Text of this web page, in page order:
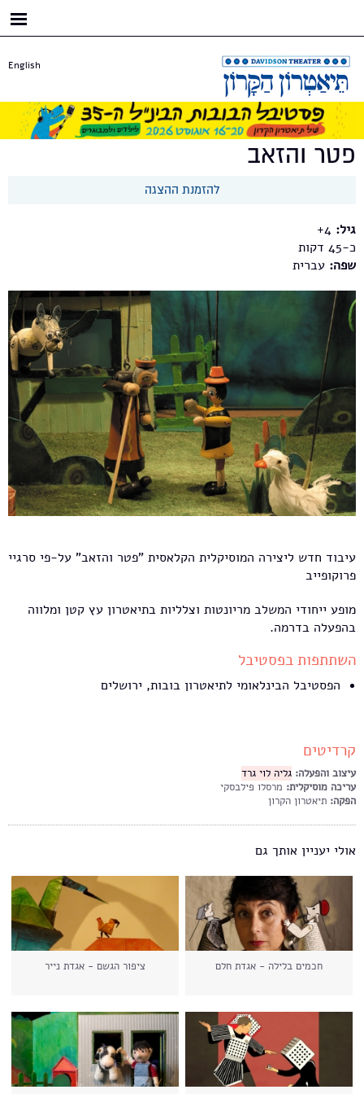
English
פטר והזאב
להזמנת ההצגה
גיל: 4+
כ-45
שפה: עברית
עיבוד חדש ליצירה המוסיקלית הקלאסית "פטר והזאב" על-פי סרגיי
פרוקופייב
מופע ייחודי המשלב מריונטות וצלליות בתיאטרון עץ קטן ומלווה
בהפעלה בדרמה.
השתתפות בפסטיבל
הפסטיבל הבינלאומי לתיאטרון בובות, ירושלים
קרדיטים
עיצוב והפעלה: גליה לוי גרד
עריכה מוסיקלית: מרסלו פילבסקי
הפקה: תיאטרון הקרון
אולי יעניין אותך גם
חכמים בלילה - אגדת חלם ציפור הגשם - אגדת נייר